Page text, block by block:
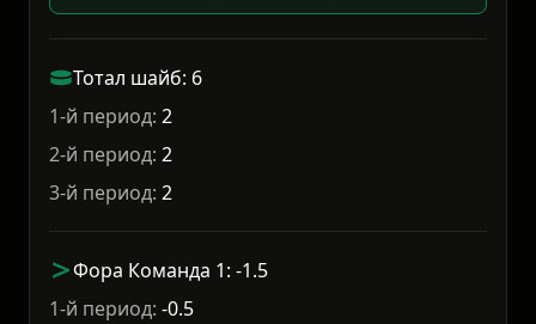
Тотал шайб: 6
1-й период: 2
2-й период: 2
3-й период: 2
Фора Команда 1: -1.5
1-й период: -0.5